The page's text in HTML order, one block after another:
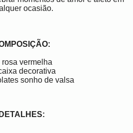
ocasião.
rosa vermelha
decorativa
sonho de valsa
DETALHES: